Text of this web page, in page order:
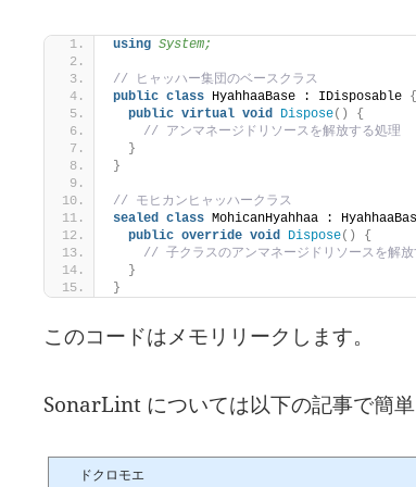
using System;
// ヒャッハー集団のベースクラス
public class HyahhaaBase : IDisposable
public virtual void Dispose()
{
// アンマネージドリソースを解放する処理
}
}
// モヒカンヒャッハークラス
sealed class MohicanHyahhaa :
public override void Dispose()
{
// 子クラスのアンマネージドリソースを解放
}
}
このコードはメモリリークします。
SonarLint については以下の記事で簡
ドクロモエ